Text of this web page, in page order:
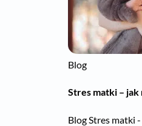
Blog
Stres matki – jak
Blog Stres matki